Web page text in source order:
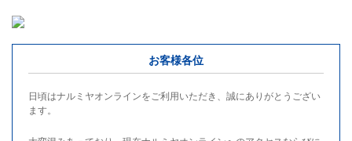
お客様各位
日頃はナルミヤオンラインをご利用いただき、誠にありがとうござい
ます。